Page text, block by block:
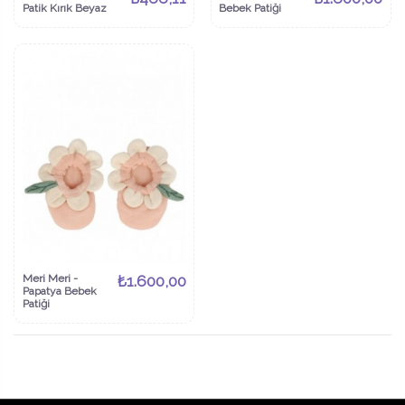
Patik Kırık Beyaz
Bebek Patiği
Meri Meri -
Papatya Bebek
Patiği
₺1.600,00